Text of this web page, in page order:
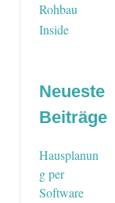
Rohbau
Inside
Neueste
Beiträge
Hausplanun
g per
Software